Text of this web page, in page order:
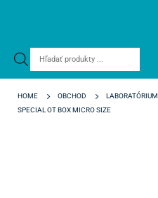
Products
HOME OBCHOD LABORATÓRIUM
SPECIAL OT BOX MICRO SIZE